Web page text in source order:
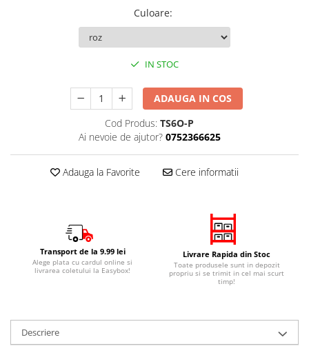
Culoare:
IN STOC
ADAUGA IN COS
Cod Produs: TS6O-P
Ai nevoie de ajutor? 0752366625
Adauga la Favorite Cere informatii
Transport de la 9.99 lei
Alege plata cu cardul online si
livrarea coletului la Easybox!
Livrare Rapida din Stoc
Toate produsele sunt in depozit
propriu si se trimit in cel mai scurt
timp!
Descriere